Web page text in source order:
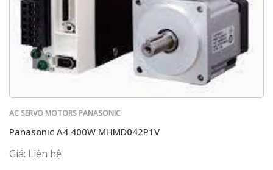
AC SERVO MOTORS PANASONIC
Panasonic A4 400W MHMD042P1V
Giá: Liên hệ